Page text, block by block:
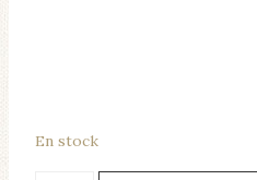
En stock